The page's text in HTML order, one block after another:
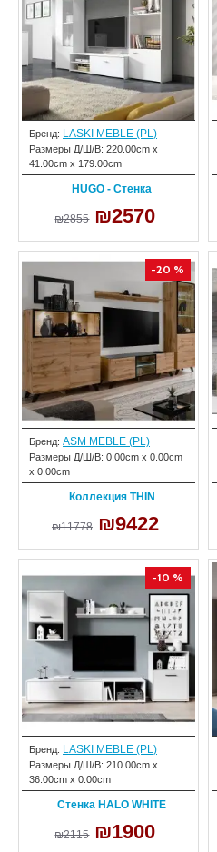
Бренд: LASKI MEBLE (PL)
Размеры Д/Ш/В: 220.00cm x
41.00cm x 179.00cm
HUGO - Стенка
₪2855 ₪2570
-20 %
Бренд: ASM MEBLE (PL)
Размеры Д/Ш/В: 0.00cm x 0.00cm
x 0.00cm
Коллекция THIN
₪11778 ₪9422
-10 %
Бренд: LASKI MEBLE (PL)
Размеры Д/Ш/В: 210.00cm x
36.00cm x 0.00cm
Стенка HALO WHITE
₪2115 ₪1900